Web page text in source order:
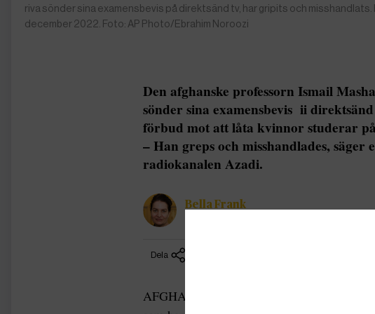
riva sönder sina examensbevis på direktsänd tv, har gripits och misshandlats.
december 2022. Foto: AP Photo/Ebrahim Noroozi
Den afghanske professorn Ismail
sönder sina examensbevis ii
förbud mot att låta kvinnor studerar
– Han greps och misshandlades,
radiokanalen Azadi.
Bella Frank
Dela
AFGHANISTAN | Ismail Mashal är en av